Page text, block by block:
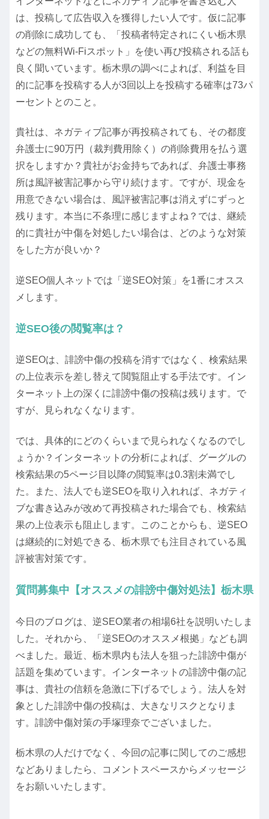
は、投稿して広告収入を獲得したい人です。仮に記事
の削除に成功しても、「投稿者特定されにくい栃木県
などの無料Wi-Fiスポット」を使い再び投稿される話も
良く聞いています。栃木県の調べによれば、利益を目
的に記事を投稿する人が3回以上を投稿する確率は73パ
ーセントとのこと。
貴社は、ネガティブ記事が再投稿されても、その都度
弁護士に90万円（裁判費用除く）の削除費用を払う選
択をしますか？貴社がお金持ちであれば、弁護士事務
所は風評被害記事から守り続けます。ですが、現金を
用意できない場合は、風評被害記事は消えずにずっと
残ります。本当に不条理に感じますよね？では、継続
的に貴社が中傷を対処したい場合は、どのような対策
をした方が良いか？
逆SEO個人ネットでは「逆SEO対策」を1番にオスス
メします。
逆SEO後の閲覧率は？
逆SEOは、誹謗中傷の投稿を消すではなく、検索結果
の上位表示を差し替えて閲覧阻止する手法です。イン
ターネット上の深くに誹謗中傷の投稿は残ります。で
すが、見られなくなります。
では、具体的にどのくらいまで見られなくなるのでし
ょうか？インターネットの分析によれば、グーグルの
検索結果の5ページ目以降の閲覧率は0.3割未満でし
た。また、法人でも逆SEOを取り入れれば、ネガティ
ブな書き込みが改めて再投稿された場合でも、検索結
果の上位表示も阻止します。このことからも、逆SEO
は継続的に対処できる、栃木県でも注目されている風
評被害対策です。
質問募集中【オススメの誹謗中傷対処法】栃木県
今日のブログは、逆SEO業者の相場6社を説明いたしま
した。それから、「逆SEOのオススメ根拠」なども調
べました。最近、栃木県内も法人を狙った誹謗中傷が
話題を集めています。インターネットの誹謗中傷の記
事は、貴社の信頼を急激に下げるでしょう。法人を対
象とした誹謗中傷の投稿は、大きなリスクとなりま
す。誹謗中傷対策の手塚理奈でございました。
栃木県の人だけでなく、今回の記事に関してのご感想
などありましたら、コメントスペースからメッセージ
をお願いいたします。